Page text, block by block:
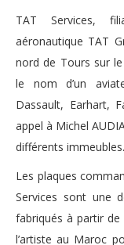
TAT Services,
aéronautique TAT
nord de Tours sur
le nom d’un
Dassault, Earhart,
appel à Michel
différents
Les plaques
Services sont une
fabriqués à partir de
l’artiste au Maroc